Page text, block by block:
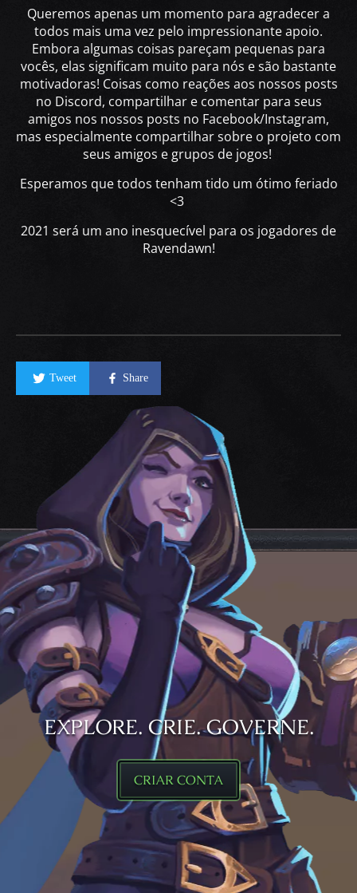
Queremos apenas um momento para agradecer a
todos mais uma vez pelo impressionante apoio.
Embora algumas coisas pareçam pequenas para
vocês, elas significam muito para nós e são bastante
motivadoras! Coisas como reações aos nossos posts
no Discord, compartilhar e comentar para seus
amigos nos nossos posts no Facebook/Instagram,
mas especialmente compartilhar sobre o projeto com
seus amigos e grupos de jogos!
Esperamos que todos tenham tido um ótimo feriado
<3
2021 será um ano inesquecível para os jogadores de
Ravendawn!
Tweet Share
EXPLORE. CRIE. GOVERNE.
CRIAR CONTA